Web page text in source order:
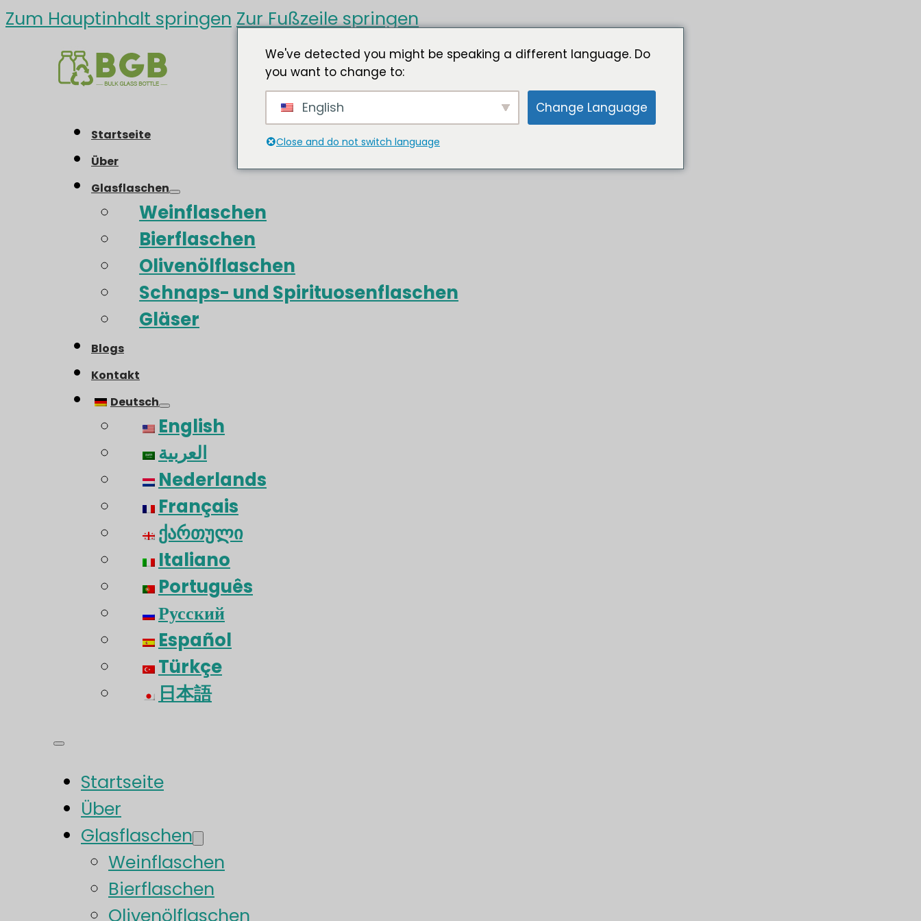
Zum Hauptinhalt springen Zur Fußzeile springen
Startseite
Über
Glasflaschen
Weinflaschen
Bierflaschen
Olivenölflaschen
Schnaps- und Spirituosenflaschen
Gläser
Blogs
Kontakt
Deutsch
English
العربية
Nederlands
Français
ქართული
Italiano
Português
Русский
Español
Türkçe
日本語
Startseite
Über
Glasflaschen
Weinflaschen
Bierflaschen
Olivenölflaschen
We've detected you might be speaking a different language. Do
you want to change to:
English Change Language
Close and do not switch language